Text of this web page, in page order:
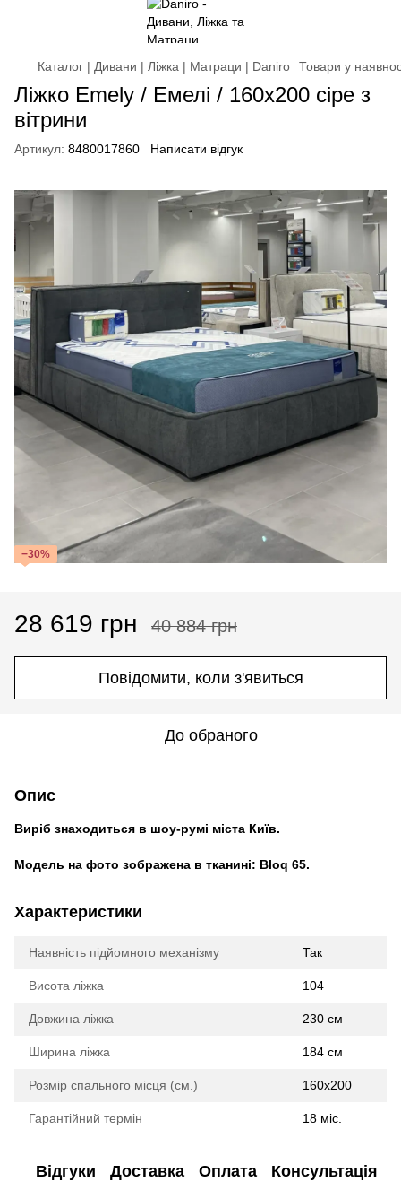
Каталог | Дивани | Ліжка | Матраци | Daniro Товари у
Ліжко Emely / Емелі / 160х200 сіре з
вітрини
Артикул: 8480017860 Написати відгук
−30%
28 619 грн 40 884 грн
Повідомити, коли з'явиться
До обраного
Опис
Виріб знаходиться в шоу-румі міста Київ.
Модель на фото зображена в тканині: Bloq 65.
Характеристики
Наявність підйомного механізму Так
Висота ліжка 104
Довжина ліжка 230 см
Ширина ліжка 184 см
Розмір спального місця (см.) 160х200
Гарантійний термін 18 міс.
Відгуки Доставка Оплата Консультація